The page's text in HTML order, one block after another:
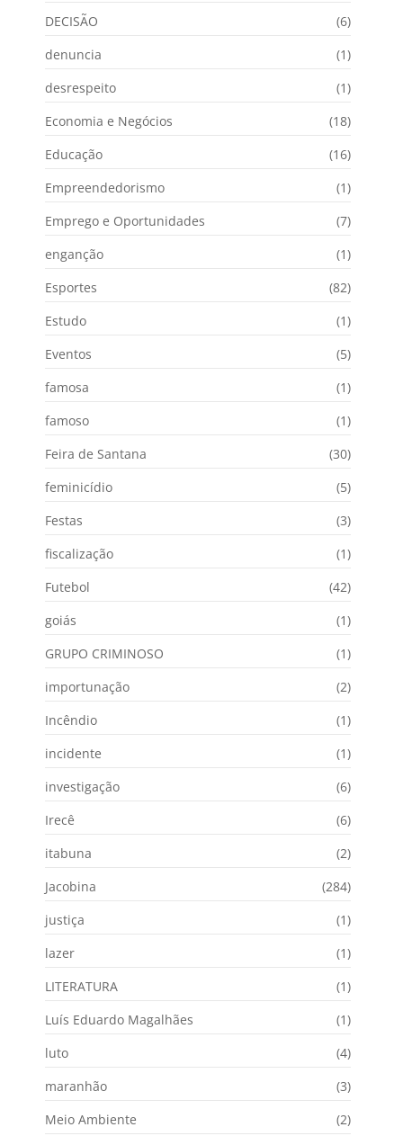
DECISÃO
(6)
denuncia
(1)
desrespeito
(1)
Economia e Negócios
(18)
Educação
(16)
Empreendedorismo
(1)
Emprego e Oportunidades
(7)
enganção
(1)
Esportes
(82)
Estudo
(1)
Eventos
(5)
famosa
(1)
famoso
(1)
Feira de Santana
(30)
feminicídio
(5)
Festas
(3)
fiscalização
(1)
Futebol
(42)
goiás
(1)
GRUPO CRIMINOSO
(1)
importunação
(2)
Incêndio
(1)
incidente
(1)
investigação
(6)
Irecê
(6)
itabuna
(2)
Jacobina
(284)
justiça
(1)
lazer
(1)
LITERATURA
(1)
Luís Eduardo Magalhães
(1)
luto
(4)
maranhão
(3)
Meio Ambiente
(2)